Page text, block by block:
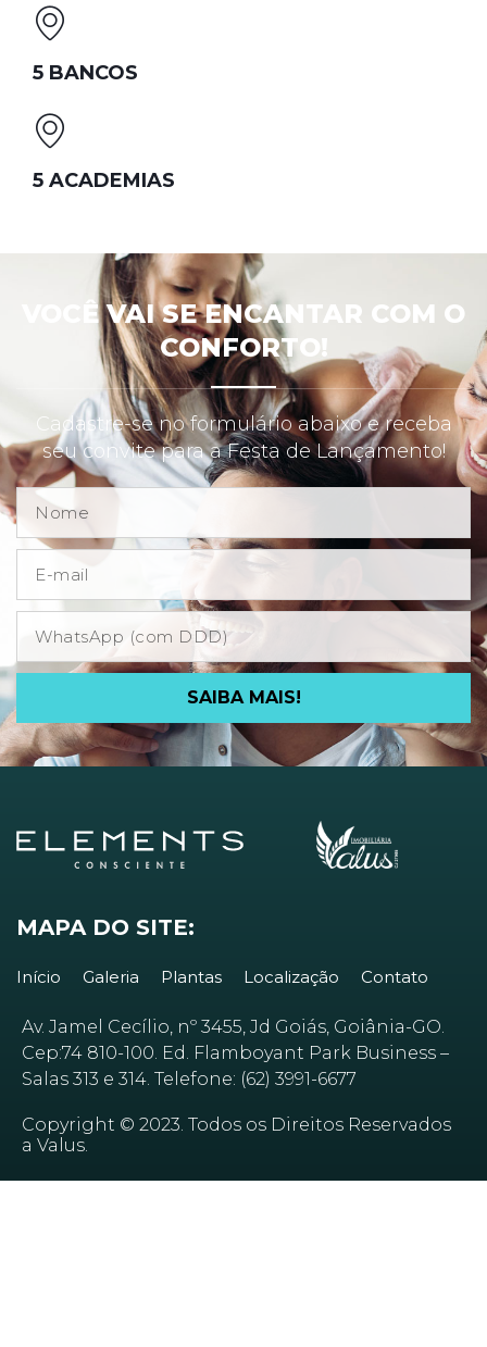
5 BANCOS
5 ACADEMIAS
VOCÊ VAI SE ENCANTAR COM O
CONFORTO!
Cadastre-se no formulário abaixo e receba
seu convite para a Festa de Lançamento!
SAIBA MAIS!
MAPA DO SITE:
Início Galeria Plantas Localização Contato
Av. Jamel Cecílio, nº 3455, Jd Goiás, Goiânia-GO.
Cep:74 810-100. Ed. Flamboyant Park Business –
Salas 313 e 314. Telefone: (62) 3991-6677
Copyright © 2023. Todos os Direitos Reservados
a Valus.